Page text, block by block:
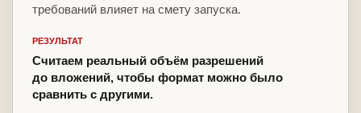
требований влияет на смету запуска.
РЕЗУЛЬТАТ
Считаем реальный объём разрешений
до вложений, чтобы формат можно было
сравнить с другими.